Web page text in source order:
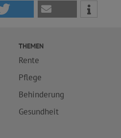
THEMEN
Rente
Pflege
Behinderung
Gesundheit